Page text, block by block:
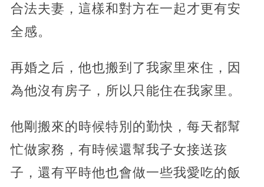
合法夫妻，這樣和對方在一起才更有安
全感。
再婚之后，他也搬到了我家里來住，因
為他沒有房子，所以只能住在我家里。
他剛搬來的時候特別的勤快，每天都幫
忙做家務，有時候還幫我子女接送孩
子，還有平時他也會做一些我愛吃的飯